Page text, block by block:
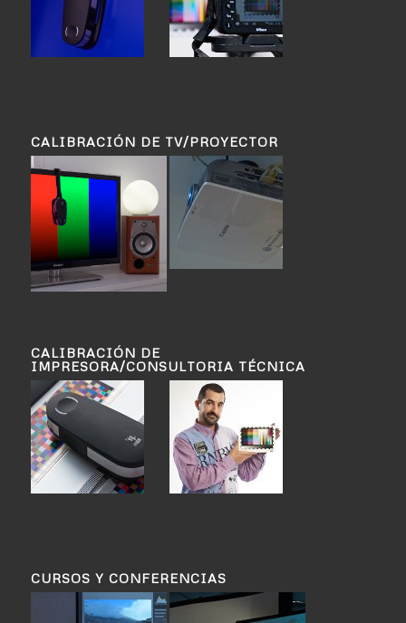
CALIBRACIÓN DE TV/PROYECTOR
CALIBRACIÓN DE
IMPRESORA/CONSULTORIA TÉCNICA
CURSOS Y CONFERENCIAS